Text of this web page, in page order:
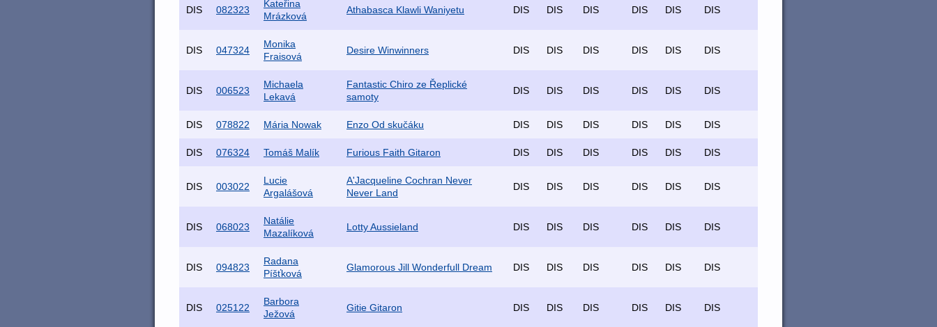
DIS 082323
Kateřina
Mrázková
Athabasca Klawli Waniyetu DIS DIS DIS DIS DIS DIS
DIS 047324
Monika
Fraisová
Desire Winwinners DIS DIS DIS DIS DIS DIS
DIS 006523
Michaela
Lekavá
Fantastic Chiro ze Řeplické
samoty
DIS DIS DIS DIS DIS DIS
DIS 078822 Mária Nowak Enzo Od skučáku DIS DIS DIS DIS DIS DIS
DIS 076324 Tomáš Malík Furious Faith Gitaron DIS DIS DIS DIS DIS DIS
DIS 003022
Lucie
Argalášová
A'Jacqueline Cochran Never
Never Land
DIS DIS DIS DIS DIS DIS
DIS 068023
Natálie
Mazalíková
Lotty Aussieland DIS DIS DIS DIS DIS DIS
DIS 094823
Radana
Píšťková
Glamorous Jill Wonderfull Dream DIS DIS DIS DIS DIS DIS
DIS 025122
Barbora
Ježová
Gitie Gitaron DIS DIS DIS DIS DIS DIS